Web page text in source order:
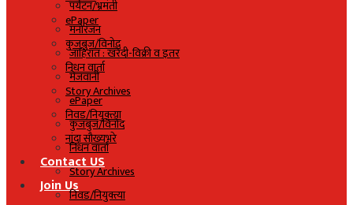
ePaper
कुजबुज/विनोद
निधन वार्ता
Story Archives
निवड/नियुक्त्या
नांदा सौख्यभरे
Contact US
Join Us
पर्यटन/भ्रमंती
मनोरंजन
जाहिरात : खरेदी-विक्री व इतर
मेजवानी
ePaper
कुजबुज/विनोद
निधन वार्ता
Story Archives
निवड/नियुक्त्या